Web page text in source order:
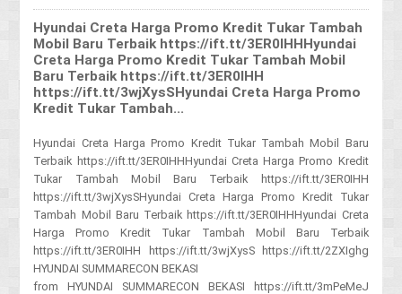
Hyundai Creta Harga Promo Kredit Tukar Tambah
Mobil Baru Terbaik https://ift.tt/3ER0IHHHyundai
Creta Harga Promo Kredit Tukar Tambah Mobil
Baru Terbaik https://ift.tt/3ER0IHH
https://ift.tt/3wjXysSHyundai Creta Harga Promo
Kredit Tukar Tambah...
Hyundai Creta Harga Promo Kredit Tukar Tambah Mobil Baru
Terbaik https://ift.tt/3ER0IHHHyundai Creta Harga Promo Kredit
Tukar Tambah Mobil Baru Terbaik https://ift.tt/3ER0IHH
https://ift.tt/3wjXysSHyundai Creta Harga Promo Kredit Tukar
Tambah Mobil Baru Terbaik https://ift.tt/3ER0IHHHyundai Creta
Harga Promo Kredit Tukar Tambah Mobil Baru Terbaik
https://ift.tt/3ER0IHH https://ift.tt/3wjXysS https://ift.tt/2ZXIghg
HYUNDAI SUMMARECON BEKASI
from HYUNDAI SUMMARECON BEKASI https://ift.tt/3mPeMeJ